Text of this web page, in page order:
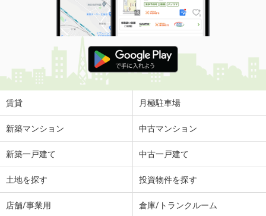
賃貸 月極駐車場
新築マンション 中古マンション
新築一戸建て 中古一戸建て
土地を探す 投資物件を探す
店舗/事業用 倉庫/トランクルーム